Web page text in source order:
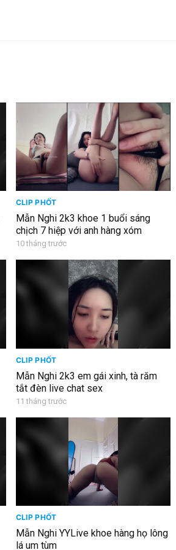
CLIP PHỐT
Mẫn Nghi 2k3 khoe 1 buổi sáng
chịch 7 hiệp với anh hàng xóm
10 tháng trước
CLIP PHỐT
Mẫn Nghi 2k3 em gái xinh, tà răm
tắt đèn live chat sex
11 tháng trước
CLIP PHỐT
Mẫn Nghi YYLive khoe hàng họ lông
lá um tùm